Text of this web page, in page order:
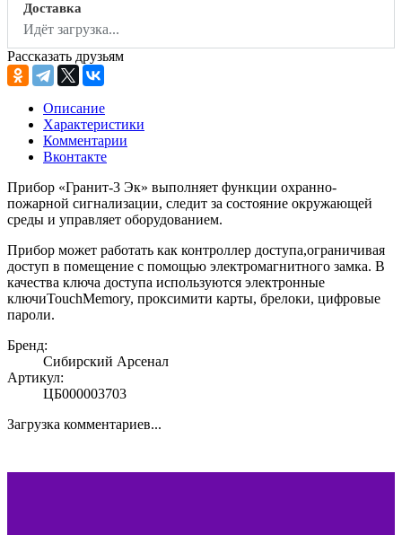
Доставка
Идёт загрузка...
Рассказать друзьям
Описание
Характеристики
Комментарии
Вконтакте
Прибор «Гранит-3 Эк» выполняет функции охранно-
пожарной сигнализации, следит за состояние окружающей
среды и управляет оборудованием.
Прибор может работать как контроллер доступа,ограничивая
доступ в помещение с помощью электромагнитного замка. В
качества ключа доступа используются электронные
ключиTouchMemory, проксимити карты, брелоки, цифровые
пароли.
Бренд:
Сибирский Арсенал
Артикул:
ЦБ000003703
Загрузка комментариев...